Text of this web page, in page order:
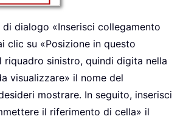
dialogo «Inserisci collegamento
clic su «Posizione in questo
riquadro sinistro, quindi digita nella
visualizzare» il nome del
mostrare. In seguito, inserisci
il riferimento di cella» il